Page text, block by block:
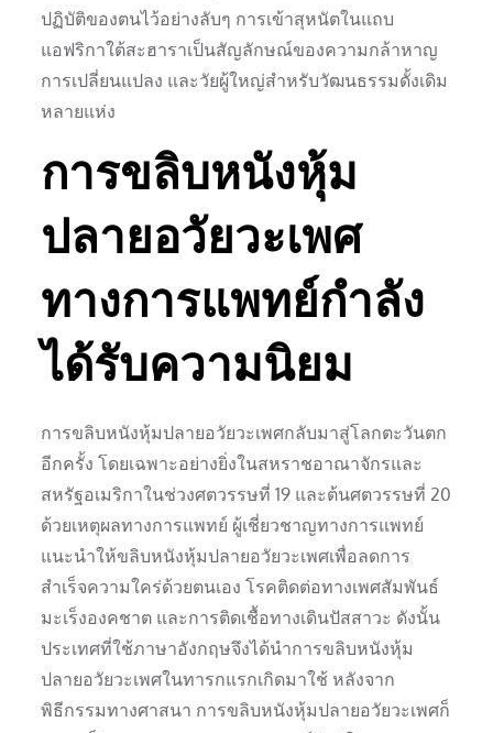
ปฏิบัติของตนไว้อย่างลับๆ การเข้าสุหนัตในแถบ
แอฟริกาใต้สะฮาราเป็นสัญลักษณ์ของความกล้าหาญ
การเปลี่ยนแปลง และวัยผู้ใหญ่สำหรับวัฒนธรรมดั้งเดิม
หลายแห่ง
การขลิบหนังหุ้ม
ปลายอวัยวะเพศ
ทางการแพทย์กำลัง
ได้รับความนิยม
การขลิบหนังหุ้มปลายอวัยวะเพศกลับมาสู่โลกตะวันตก
อีกครั้ง โดยเฉพาะอย่างยิ่งในสหราชอาณาจักรและ
สหรัฐอเมริกาในช่วงศตวรรษที่ 19 และต้นศตวรรษที่ 20
ด้วยเหตุผลทางการแพทย์ ผู้เชี่ยวชาญทางการแพทย์
แนะนำให้ขลิบหนังหุ้มปลายอวัยวะเพศเพื่อลดการ
สำเร็จความใคร่ด้วยตนเอง โรคติดต่อทางเพศสัมพันธ์
มะเร็งองคชาต และการติดเชื้อทางเดินปัสสาวะ ดังนั้น
ประเทศที่ใช้ภาษาอังกฤษจึงได้นำการขลิบหนังหุ้ม
ปลายอวัยวะเพศในทารกแรกเกิดมาใช้ หลังจาก
พิธีกรรมทางศาสนา การขลิบหนังหุ้มปลายอวัยวะเพศก็